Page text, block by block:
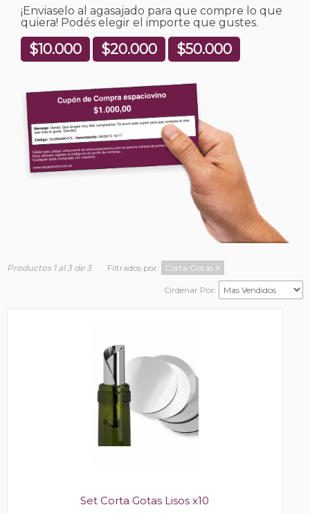
¡Enviaselo al agasajado para que compre lo que
quiera! Podés elegir el importe que gustes.
$10.000 $20.000 $50.000
Productos 1 al 3 de 3 Filtrados por: Corta Gotas X
Ordenar Por:
Set Corta Gotas Lisos x10